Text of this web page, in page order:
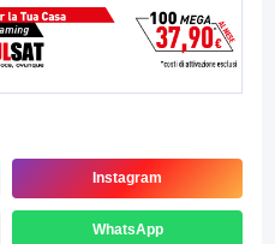
Instagram
WhatsApp